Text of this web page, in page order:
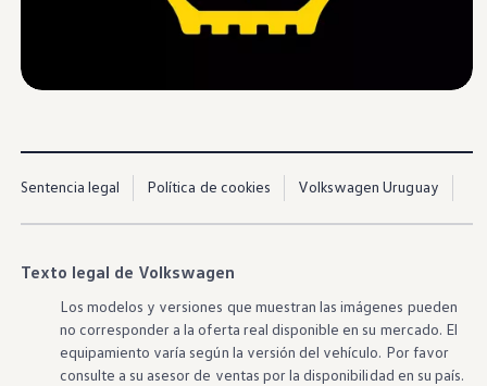
Cotizar
Sentencia legal Política de cookies Volkswagen Uruguay
Texto legal de Volkswagen
Los modelos y versiones que muestran las imágenes pueden
no corresponder a la oferta real disponible en su mercado. El
equipamiento varía según la versión del vehículo. Por favor
consulte a su asesor de ventas por la disponibilidad en su país.